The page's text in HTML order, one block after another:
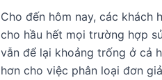
Cho đến hôm nay, các khách
cho hầu hết mọi trường hợp
vẫn để lại khoảng trống ở cả
hơn cho việc phân loại đơn